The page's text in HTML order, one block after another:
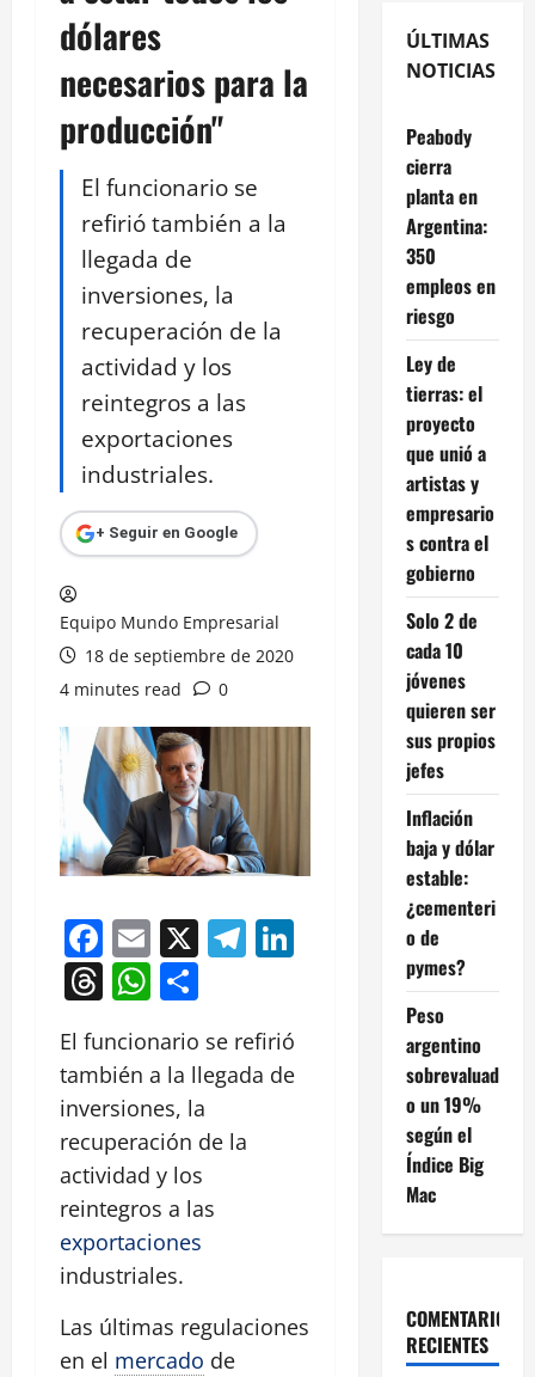
dólares
necesarios para la
producción"
El funcionario se
refirió también a la
llegada de
inversiones, la
recuperación de la
actividad y los
reintegros a las
exportaciones
industriales.
+ Seguir en Google
Equipo Mundo Empresarial
18 de septiembre de 2020
4 minutes read
0
Facebook
Email
X Telegram
LinkedIn
Threads
WhatsApp
El funcionario se refirió
también a la llegada de
inversiones, la
recuperación de la
actividad y los
reintegros a las
exportaciones
industriales.
Las últimas regulaciones
en el mercado de
ÚLTIMAS
NOTICIAS
Peabody
cierra
planta en
Argentina:
350
empleos en
riesgo
Ley de
tierras: el
proyecto
que unió a
artistas y
empresario
s contra el
gobierno
Solo 2 de
cada 10
jóvenes
quieren ser
sus propios
jefes
Inflación
baja y dólar
estable:
¿cementeri
o de
pymes?
Peso
argentino
sobrevaluad
o un 19%
según el
Índice Big
Mac
COMENTARIOS
RECIENTES